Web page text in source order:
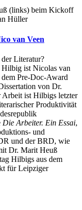
(links) beim Kickoff
Hüller
van Veen
Literatur?
ist Nicolas van
Pre-Doc-Award
von Dr.
Arbeit ist Hilbigs letzter
Produktivität
Die Arbeiter. Ein Essai,
und
und der BRD, wie
Dr. Marit Heuß
Hilbigs aus dem
für Leipziger